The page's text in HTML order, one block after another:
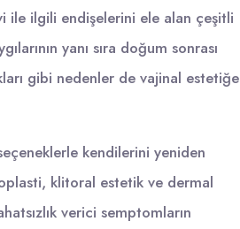
ile ilgili endişelerini ele alan çeşitli
yanı sıra doğum sonrası
gibi nedenler de vajinal estetiğe
kendilerini yeniden
klitoral estetik ve dermal
verici semptomların